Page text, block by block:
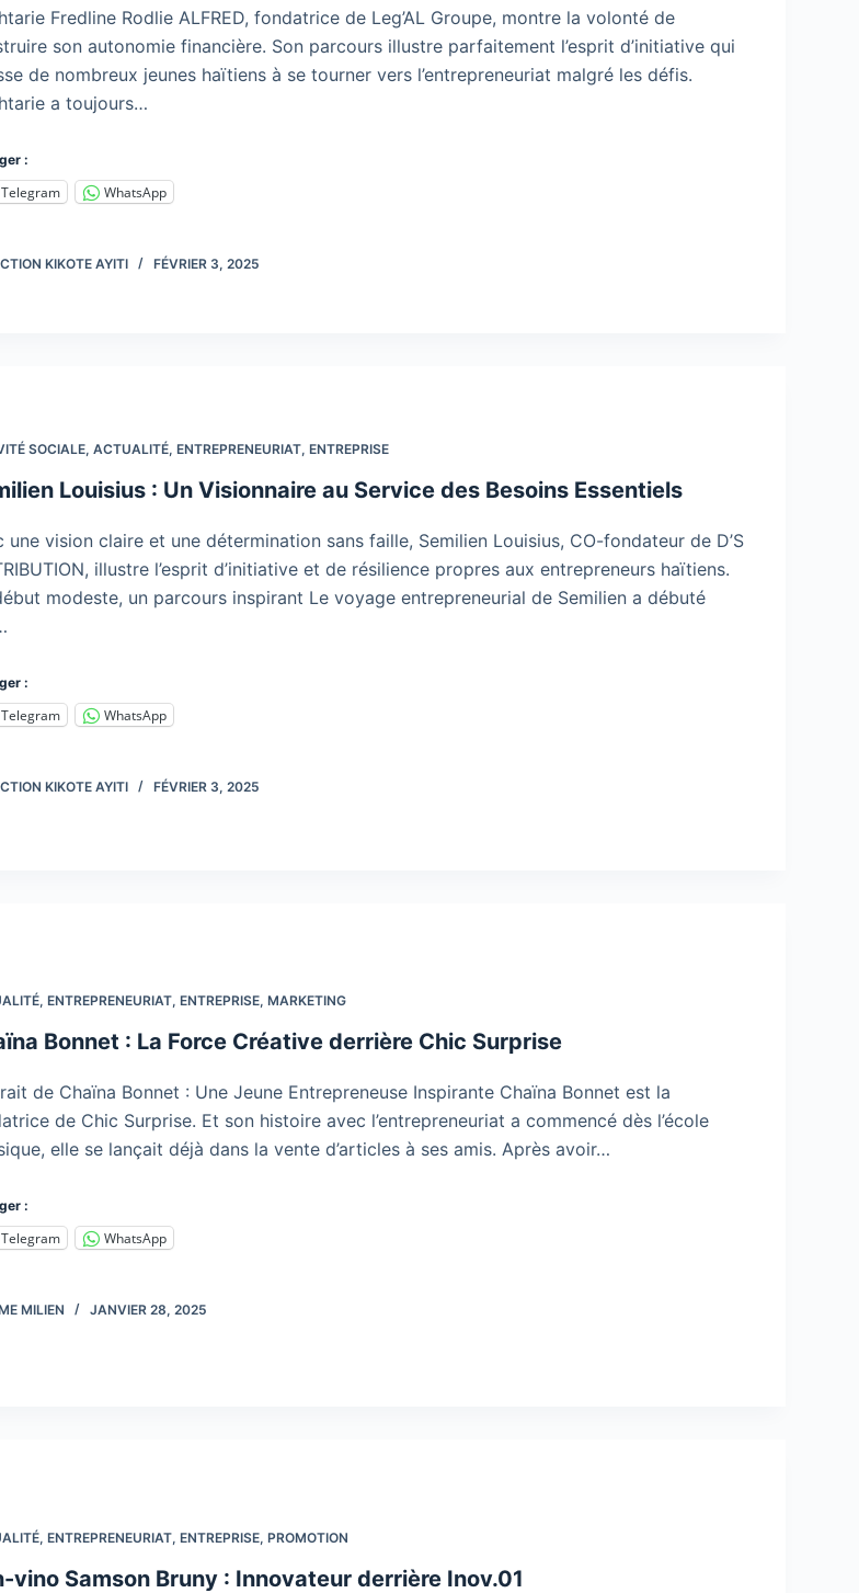
Fredline Rodlie ALFRED, fondatrice de Leg’AL Groupe, montre la volonté de
son autonomie financière. Son parcours illustre parfaitement l’esprit d’initiative qui
de nombreux jeunes haïtiens à se tourner vers l’entrepreneuriat malgré les défis.
a toujours…
:
Telegram WhatsApp
KIKOTE AYITI FÉVRIER 3, 2025
SOCIALE,ACTUALITÉ,ENTREPRENEURIAT,ENTREPRISE
Louisius : Un Visionnaire au Service des Besoins Essentiels
une vision claire et une détermination sans faille, Semilien Louisius, CO-fondateur de D’S
illustre l’esprit d’initiative et de résilience propres aux entrepreneurs haïtiens.
modeste, un parcours inspirant Le voyage entrepreneurial de Semilien a débuté
:
Telegram WhatsApp
KIKOTE AYITI FÉVRIER 3, 2025
,ENTREPRENEURIAT,ENTREPRISE,MARKETING
Bonnet : La Force Créative derrière Chic Surprise
de Chaïna Bonnet : Une Jeune Entrepreneuse Inspirante Chaïna Bonnet est la
de Chic Surprise. Et son histoire avec l’entrepreneuriat a commencé dès l’école
elle se lançait déjà dans la vente d’articles à ses amis. Après avoir…
:
Telegram WhatsApp
MILIEN JANVIER 28, 2025
,ENTREPRENEURIAT,ENTREPRISE,PROMOTION
vino Samson Bruny : Innovateur derrière Inov.01